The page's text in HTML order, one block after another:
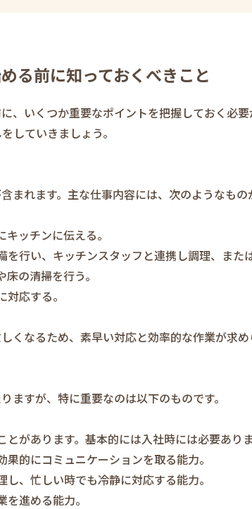
る前に知っておくべきこと
、いくつか重要なポイントを把握しておく必
していきましょう。
まれます。主な仕事内容には、次のようなもの
ッチンに伝える。
行い、キッチンスタッフと連携し調理、また
の清掃を行う。
応する。
くなるため、素早い対応と効率的な作業が求め
ますが、特に重要なのは以下のものです。
があります。基本的には入社時には必要ありま
的にコミュニケーションを取る能力。
、忙しい時でも冷静に対応する能力。
進める能力。